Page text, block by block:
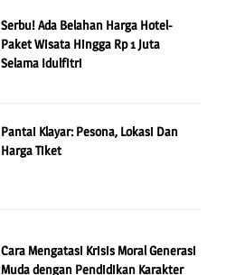
Serbu! Ada Belahan Harga Hotel-
Paket Wisata Hingga Rp 1 Juta
Selama Idulfitri
Pantai Klayar: Pesona, Lokasi Dan
Harga Tiket
Cara Mengatasi Krisis Moral Generasi
Muda dengan Pendidikan Karakter